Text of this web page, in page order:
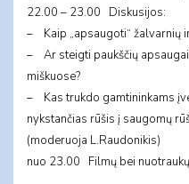
22.00 – 23.00 Diskusijos:
– Kaip „apsaugoti“ žalvarnių
– Ar steigti paukščių
miškuose?
– Kas trukdo gamtininkams
nykstančias rūšis į saugomų
(moderuoja L.Raudonikis)
nuo 23.00 Filmų bei